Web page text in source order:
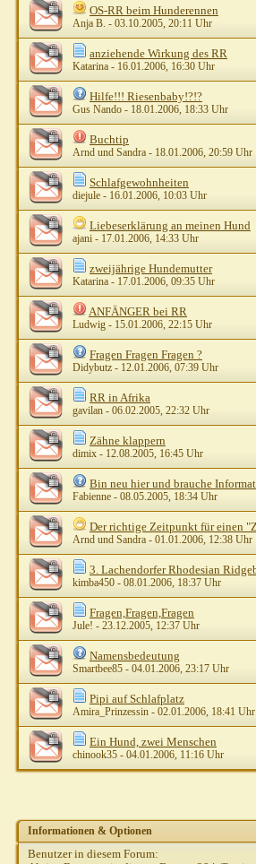
OS-RR beim Hunderennen
Anja B. - 03.10.2005, 20:11 Uhr
anziehende Wirkung des RR
Katarina - 16.01.2006, 16:30 Uhr
Hilfe!!! Riesenbaby!?!?
Gus Nando - 18.01.2006, 18:33 Uhr
Buchtip
Arnd und Sandra - 18.01.2006, 20:59 Uhr
Schlafgewohnheiten
diejule - 16.01.2006, 10:03 Uhr
Liebeserklärung an meinen Hund
ajani - 17.01.2006, 14:33 Uhr
zweijährige Hundemutter
Katarina - 17.01.2006, 09:35 Uhr
ANFÄNGER bei RR
Ludwig - 15.01.2006, 22:15 Uhr
Fragen Fragen Fragen ?
Didybutz - 12.01.2006, 07:39 Uhr
RR in Afrika
gavilan - 06.02.2005, 22:32 Uhr
Zähne klappern
dimix - 12.08.2005, 16:45 Uhr
Bin neu hier und brauche
Fabienne - 08.05.2005, 18:34 Uhr
Der richtige Zeitpunkt für einen
Arnd und Sandra - 01.01.2006, 12:38 Uhr
3. Lachendorfer Rhodesian
kimba450 - 08.01.2006, 18:37 Uhr
Fragen,Fragen,Fragen
Jule! - 23.12.2005, 12:37 Uhr
Namensbedeutung
Smartbee85 - 04.01.2006, 23:17 Uhr
Pipi auf Schlafplatz
Amira_Prinzessin - 02.01.2006, 18:41 Uhr
Ein Hund, zwei Menschen
chinook35 - 04.01.2006, 11:16 Uhr
Informationen & Optionen
Benutzer in diesem Forum: